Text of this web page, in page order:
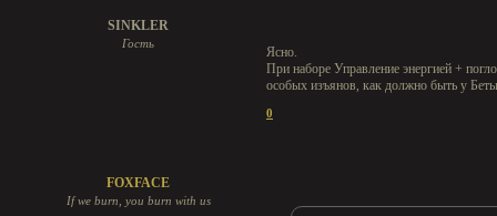
SINKLER
Гость
Ясно.
При наборе Управление энергией +
особых изъянов, как должно быть у
0
FOXFACE
If we burn, you burn with us